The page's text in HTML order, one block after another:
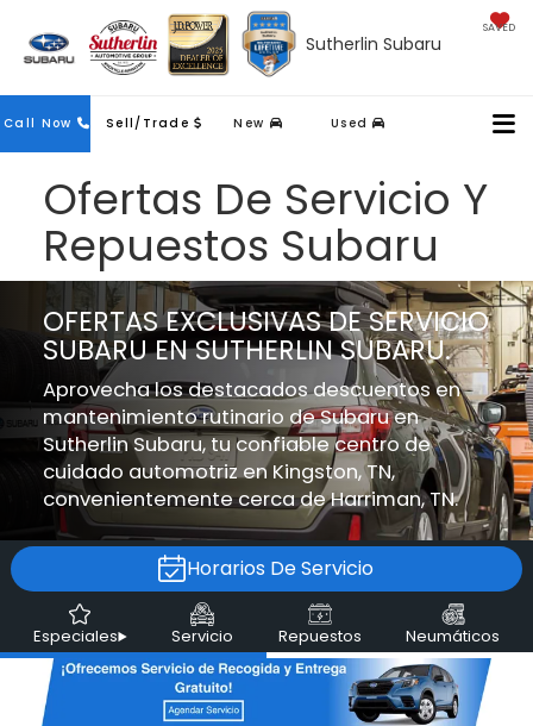
Sutherlin Subaru
SAVED
Call Now Sell/Trade New Used
Contact
Us
Ofertas De Servicio Y
Repuestos Subaru
OFERTAS EXCLUSIVAS DE SERVICIO
SUBARU EN SUTHERLIN SUBARU.
Aprovecha los destacados descuentos en
mantenimiento rutinario de Subaru en
Sutherlin Subaru, tu confiable centro de
cuidado automotriz en Kingston, TN,
convenientemente cerca de Harriman, TN.
Horarios De Servicio
Especiales Servicio Repuestos Neumáticos